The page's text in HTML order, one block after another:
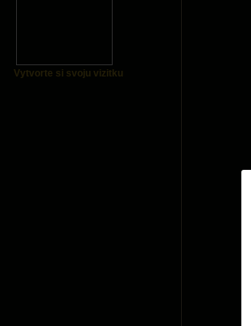
Vytvorte si svoju vizitku